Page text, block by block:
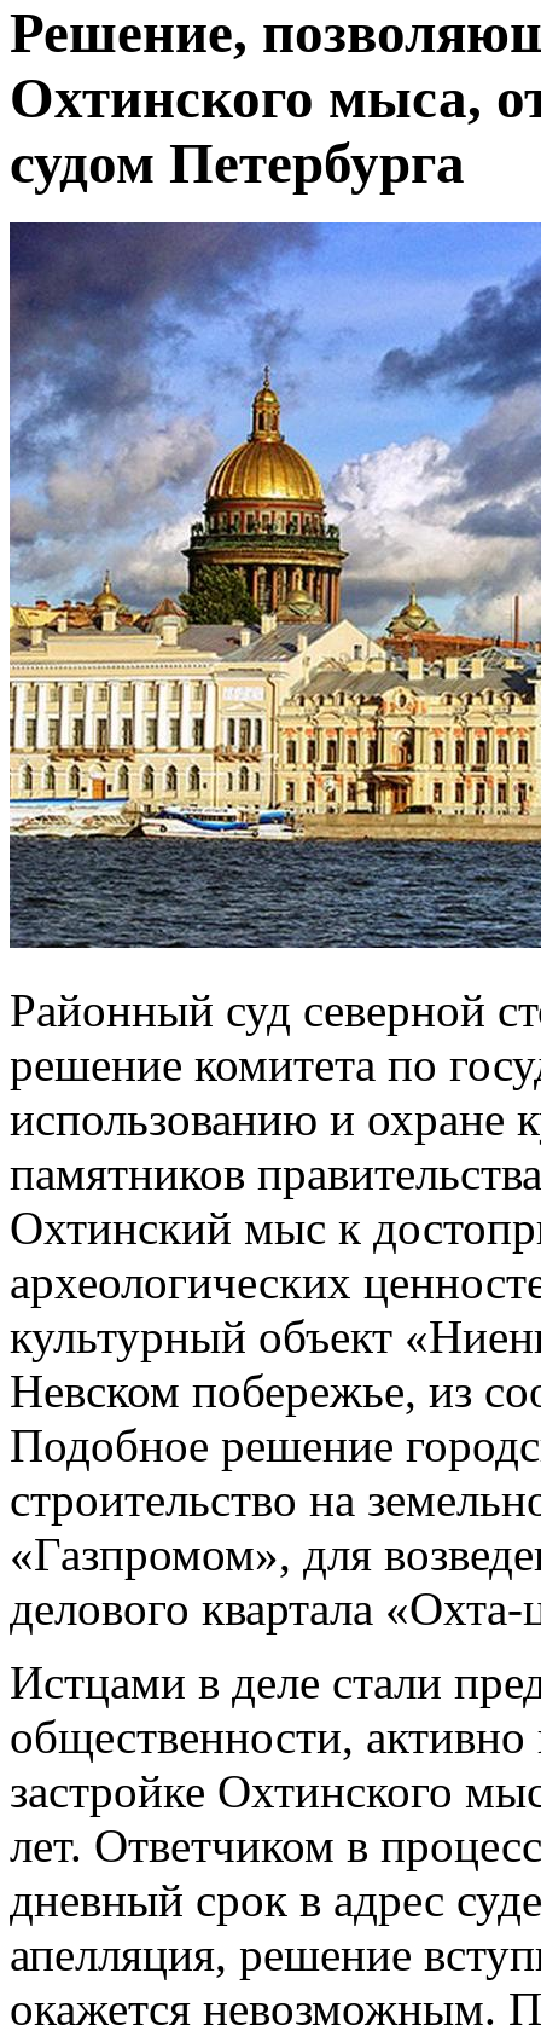
Решение,
Охтинского мыса,
судом Петербурга
Районный суд северной
решение комитета по
использованию и охране
памятников
Охтинский мыс к
археологических
культурный объект
Невском побережье, из
Подобное решение
строительство на
«Газпромом», для
делового квартала «Охта-
Истцами в деле стали
общественности,
застройке Охтинского
лет. Ответчиком в
дневный срок в адрес
апелляция, решение
окажется невозможным.